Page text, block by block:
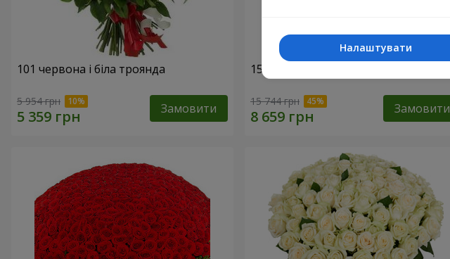
101 червона і біла троянда
5 954 грн Замовити
151 червона троянда
15 744 грн Замовити
Налаштувати